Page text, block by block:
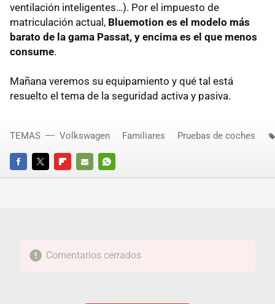
ventilación inteligentes…). Por el impuesto de
matriculación actual, Bluemotion es el modelo más
barato de la gama Passat, y encima es el que menos
consume.
Mañana veremos su equipamiento y qué tal está
resuelto el tema de la seguridad activa y pasiva.
FACEBOOKTWITTERFLIPBOARD
E-
WHATSAPP
TEMAS Volkswagen Familiares Pruebas de coches
Comentarios cerrados